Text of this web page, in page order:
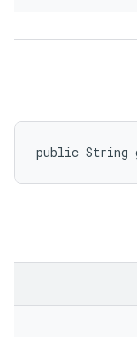
public String